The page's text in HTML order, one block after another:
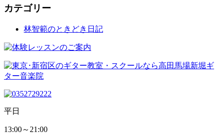
カテゴリー
林智範のときどき日記
平日
13:00～21:00